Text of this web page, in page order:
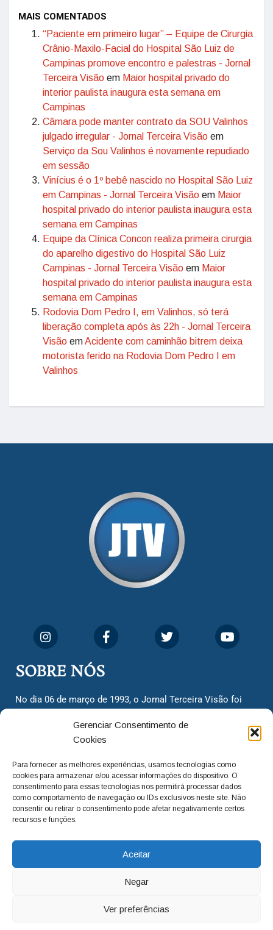
Gerenciar Consentimento de
Cookies
Para fornecer as melhores experiências, usamos tecnologias como
cookies para armazenar e/ou acessar informações do dispositivo. O
consentimento para essas tecnologias nos permitirá processar dados
como comportamento de navegação ou IDs exclusivos neste site. Não
consentir ou retirar o consentimento pode afetar negativamente certos
recursos e funções.
Aceitar
Negar
Ver preferências
MAIS COMENTADOS
“Paciente em primeiro lugar” – Equipe de Cirurgia
Crânio-Maxilo-Facial do Hospital São Luiz de
Campinas promove encontro e palestras - Jornal
Terceira Visão em Maior hospital privado do
interior paulista inaugura esta semana em
Campinas
Câmara pode manter contrato da SOU Valinhos
julgado irregular - Jornal Terceira Visão em
Serviço da Sou Valinhos é novamente repudiado
em sessão
Vinícius é o 1º bebê nascido no Hospital São Luiz
em Campinas - Jornal Terceira Visão em Maior
hospital privado do interior paulista inaugura esta
semana em Campinas
Equipe da Clínica Concon realiza primeira cirurgia
do aparelho digestivo do Hospital São Luiz
Campinas - Jornal Terceira Visão em Maior
hospital privado do interior paulista inaugura esta
semana em Campinas
Rodovia Dom Pedro I, em Valinhos, só terá
liberação completa após às 22h - Jornal Terceira
Visão emAcidente com caminhão bitrem deixa
motorista ferido na Rodovia Dom Pedro I em
Valinhos
SOBRE NÓS
No dia 06 de março de 1993, o Jornal Terceira Visão foi
cidadãos valinhenses, já que naquela época só existiam
dois jornais. Há mais de 30 anos, o jornal continua
com o foco de trazer as melhores notícias. Nunca
deixamos de lado as necessidades do cidadão, sempre
questionando os órgãos públicos em busca de melhorias
para a cidade e sempre cobrando resoluções para casos
adm@jtv.com.br
(19) 3929-6225